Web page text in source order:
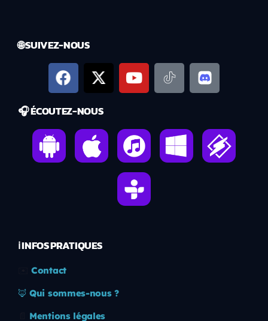
🌐 SUIVEZ-NOUS
🎧 ÉCOUTEZ-NOUS
ℹ️ INFOS PRATIQUES
Contact
🦊 Qui sommes-nous ?
Mentions légales